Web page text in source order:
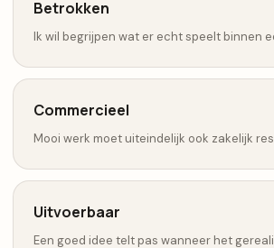
Betrokken
Ik wil begrijpen wat er echt speelt binnen
Commercieel
Mooi werk moet uiteindelijk ook zakelijk
Uitvoerbaar
Een goed idee telt pas wanneer het